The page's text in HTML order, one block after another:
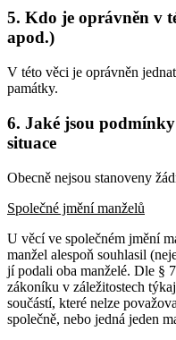
5. Kdo je oprávněn v
apod.)
V této věci je oprávněn
památky.
6. Jaké jsou
situace
Obecně nejsou stanoveny
Společné jmění manželů
U věcí ve společném jmění
manžel alespoň souhlasil
jí podali oba manželé. Dle §
zákoníku v záležitostech
součástí, které nelze
společně, nebo jedná jeden